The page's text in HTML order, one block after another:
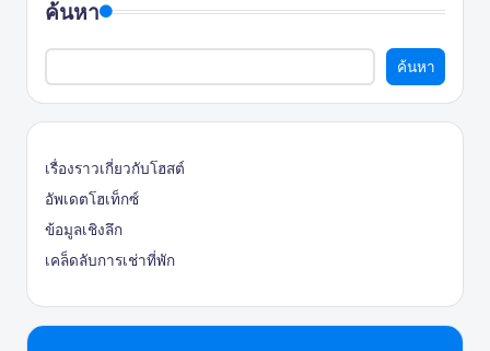
ค้นหา
ค้นหา
เรื่องราวเกี่ยวกับโฮสต์
อัพเดตโฮเท็กซ์
ข้อมูลเชิงลึก
เคล็ดลับการเช่าที่พัก